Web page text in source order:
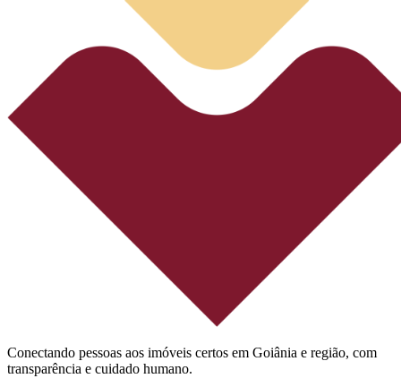
Conectando pessoas aos imóveis certos em Goiânia e região, com
transparência e cuidado humano.